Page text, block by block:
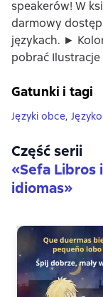
speakerów! W
darmowy
językach. ►
pobrać
Gatunki i tagi
Języki obce,
Część serii
«Sefa Libros
idiomas»